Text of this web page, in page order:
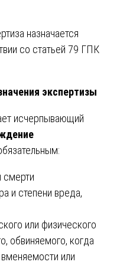
назначается
со статьей 79 ГПК
экспертизы
исчерпывающий
смерти
и степени вреда,
или физического
обвиняемого, когда
или